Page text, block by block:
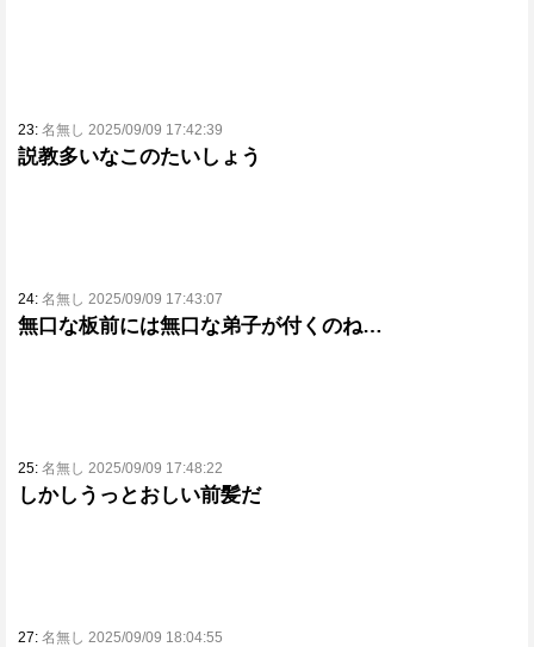
23: 名無し 2025/09/09 17:42:39
説教多いなこのたいしょう
24: 名無し 2025/09/09 17:43:07
無口な板前には無口な弟子が付くのね…
25: 名無し 2025/09/09 17:48:22
しかしうっとおしい前髪だ
27: 名無し 2025/09/09 18:04:55